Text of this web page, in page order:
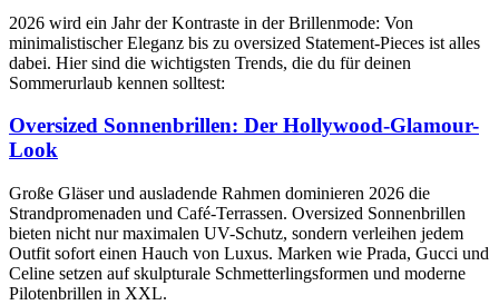
2026 wird ein Jahr der Kontraste in der Brillenmode: Von
minimalistischer Eleganz bis zu oversized Statement-Pieces ist alles
dabei. Hier sind die wichtigsten Trends, die du für deinen
Sommerurlaub kennen solltest:
Oversized Sonnenbrillen: Der Hollywood-Glamour-
Look
Große Gläser und ausladende Rahmen dominieren 2026 die
Strandpromenaden und Café-Terrassen. Oversized Sonnenbrillen
bieten nicht nur maximalen UV-Schutz, sondern verleihen jedem
Outfit sofort einen Hauch von Luxus. Marken wie Prada, Gucci und
Celine setzen auf skulpturale Schmetterlingsformen und moderne
Pilotenbrillen in XXL.